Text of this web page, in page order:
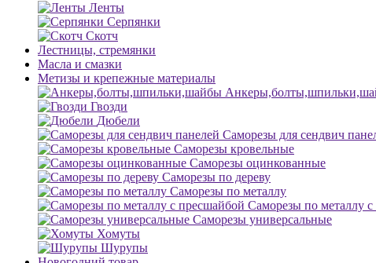
Ленты
Серпянки
Скотч
Лестницы, стремянки
Масла и смазки
Метизы и крепежные материалы
Гвозди
Дюбели
Саморезы для сендвич
Саморезы кровельные
Саморезы оцинкованные
Саморезы по дереву
Саморезы по металлу
Саморезы по металлу
Саморезы универсальные
Хомуты
Шурупы